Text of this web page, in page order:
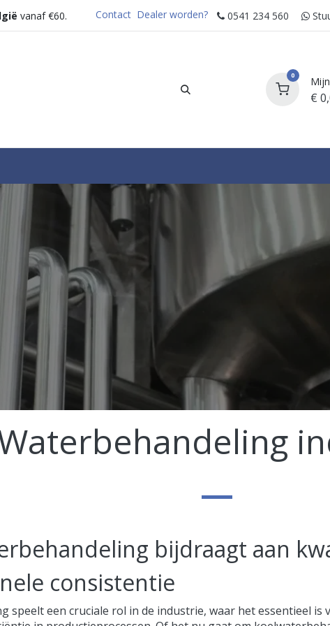
vanaf €60. Contact Dealer worden? 0541 234 560
0
€
bijdraagt aan
consistentie
speelt een cruciale rol in de industrie, waar het essentieel is